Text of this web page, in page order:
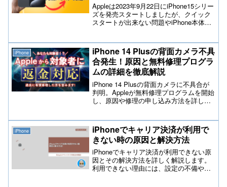
Appleは2023年9月22日にiPhone15シリー
ズを発売スタートしましたが、クイック
スタートが出来ない問題やiPhone本体の
れ」「ノイズ」「音のひび割れ」など内
蔵スピーカーに問題がある情報が入って
きております。
iPhone
iPhone 14 Plusの背面カメラ不具
合発生！原因と無料修理プログラ
ムの詳細を徹底解説
iPhone 14 Plusの背面カメラに不具合が
判明。Appleが無料修理プログラムを開始
し、原因や修理の申し込み方法を詳しく
2023年4月10日から2024年4月28日までに
製造されたデバイスです。
iPhone
iPhoneでキャリア決済が利用で
きない時の原因と解決方法
iPhoneでキャリア決済が利用できない原
因とその解決方法を詳しく解説します。
利用できない理由には、設定の不備やキ